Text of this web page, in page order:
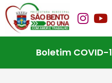
Boletim COVID-